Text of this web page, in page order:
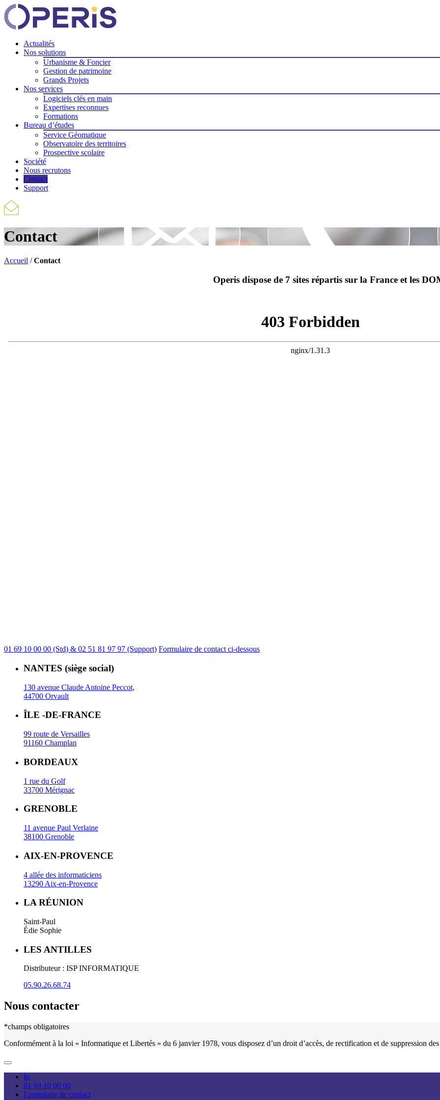
Actualités
Nos solutions
Urbanisme & Foncier
Gestion de patrimoine
Grands Projets
Nos services
Logiciels clés en main
Expertises reconnues
Formations
Bureau d’études
Service Géomatique
Observatoire des territoires
Prospective scolaire
Société
Nous recrutons
Contact
Support
Contact
Accueil / Contact
Operis dispose de 7 sites répartis sur la France et les
01 69 10 00 00 (Std) & 02 51 81 97 97 (Support) Formulaire de contact ci-dessous
NANTES (siège social)
130 avenue Claude Antoine Peccot,
44700 Orvault
ÎLE -DE-FRANCE
99 route de Versailles
91160 Champlan
BORDEAUX
1 rue du Golf
33700 Mérignac
GRENOBLE
11 avenue Paul Verlaine
38100 Grenoble
AIX-EN-PROVENCE
4 allée des informaticiens
13290 Aix-en-Provence
LA RÉUNION
Saint-Paul
Édie Sophie
LES ANTILLES
Distributeur : ISP INFORMATIQUE
05.90.26.68.74
Nous contacter
*champs obligatoires
Conformément à la loi « Informatique et Libertés » du 6 janvier 1978, vous disposez d’un droit d’accès, de rectification et de suppression
In
01 69 10 00 00
Formulaire de contact